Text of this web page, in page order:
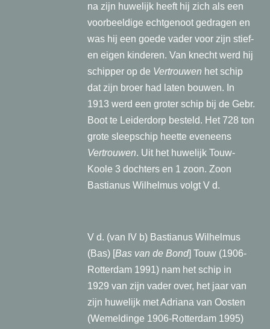
na zijn huwelijk heeft hij zich als een
voorbeeldige echtgenoot gedragen en
was hij een goede vader voor zijn stief-
en eigen kinderen. Van knecht werd hij
schipper op de Vertrouwen het schip
dat zijn broer had laten bouwen. In
1913 werd een groter schip bij de Gebr.
Boot te Leiderdorp besteld. Het 728 ton
grote sleepschip heette eveneens
Vertrouwen. Uit het huwelijk Touw-
Koole 3 dochters en 1 zoon. Zoon
Bastianus Wilhelmus volgt V d.
V d. (van IV b) Bastianus Wilhelmus
(Bas) [Bas van de Bond] Touw (1906-
Rotterdam 1991) nam het schip in
1929 van zijn vader over, het jaar van
zijn huwelijk met Adriana van Oosten
(Wemeldinge 1906-Rotterdam 1995)